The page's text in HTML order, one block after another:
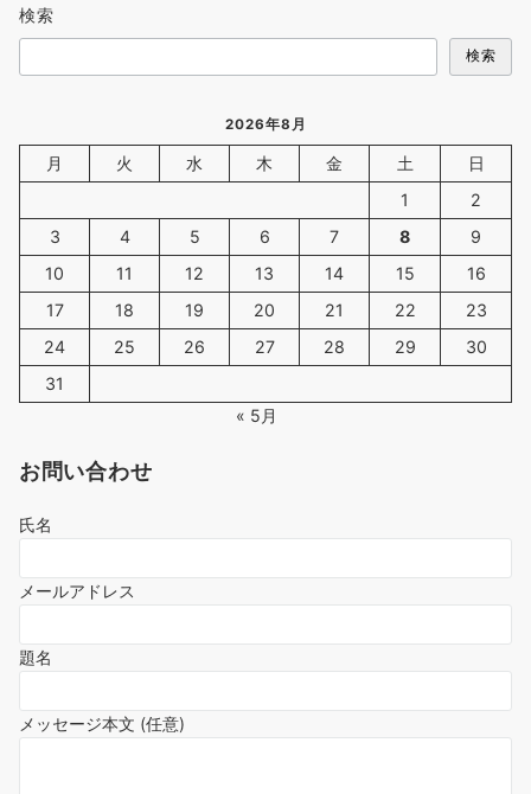
検索
検索
2026年8月
月 火 水 木 金 土
日
1
2
3
4 5 6 7 8
9
10
11 12 13 14 15
16
17
18 19 20 21 22
23
24
25 26 27 28 29
30
31
« 5月
お問い合わせ
氏名
メールアドレス
題名
メッセージ本文 (任意)